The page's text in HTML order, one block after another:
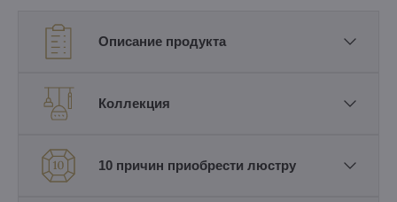
Описание продукта
Коллекция
10 причин приобрести люстру